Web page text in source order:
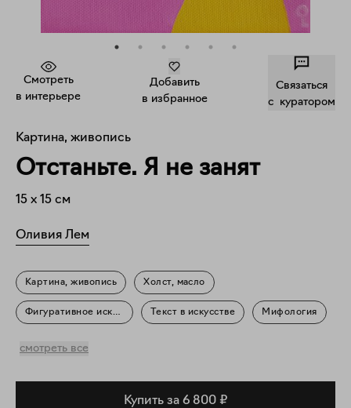
Смотреть
в интерьере
Добавить
в избранное
Связаться
c куратором
Картина, живопись
Отстаньте. Я не занят
15 x 15 см
Оливия Лем
Картина, живопись Холст, масло
Фигуративное искусство Текст в искусстве Мифология
смотреть все
Купить за 6 800 ₽